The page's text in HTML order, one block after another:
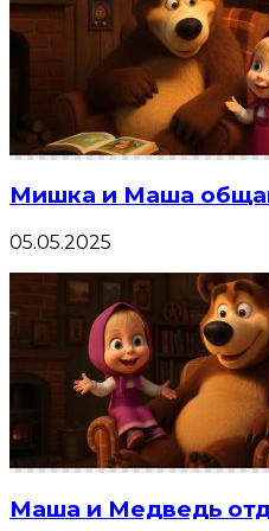
Мишка и Маша
05.05.2025
Маша и Медведь